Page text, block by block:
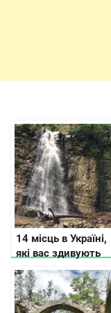
14 місць в Україні,
які вас здивують